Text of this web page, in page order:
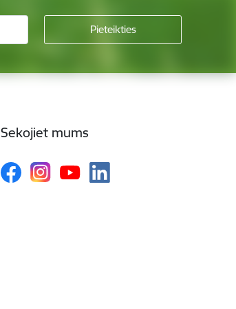
Sekojiet mums